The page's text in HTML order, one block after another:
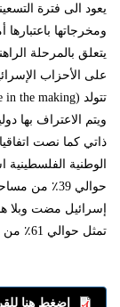
يعود الى فترة
ومخرجاتها
يتعلق بالمرحلة
على الأحزاب
تتولد (in the making
ويتم الاعتراف بها
ذاتي كما نصت
الوطنية
حوالي 39٪
إسرائيل مضت وبلا
تمثل حوالي 61٪ من مساحة الضفة الغربية بالإضافة الى القدس المحتلة.
اضغط هنا